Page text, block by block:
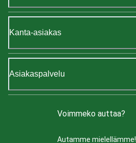
Kanta-asiakas
Asiakaspalvelu
Voimmeko auttaa?
Autamme mielellämme!